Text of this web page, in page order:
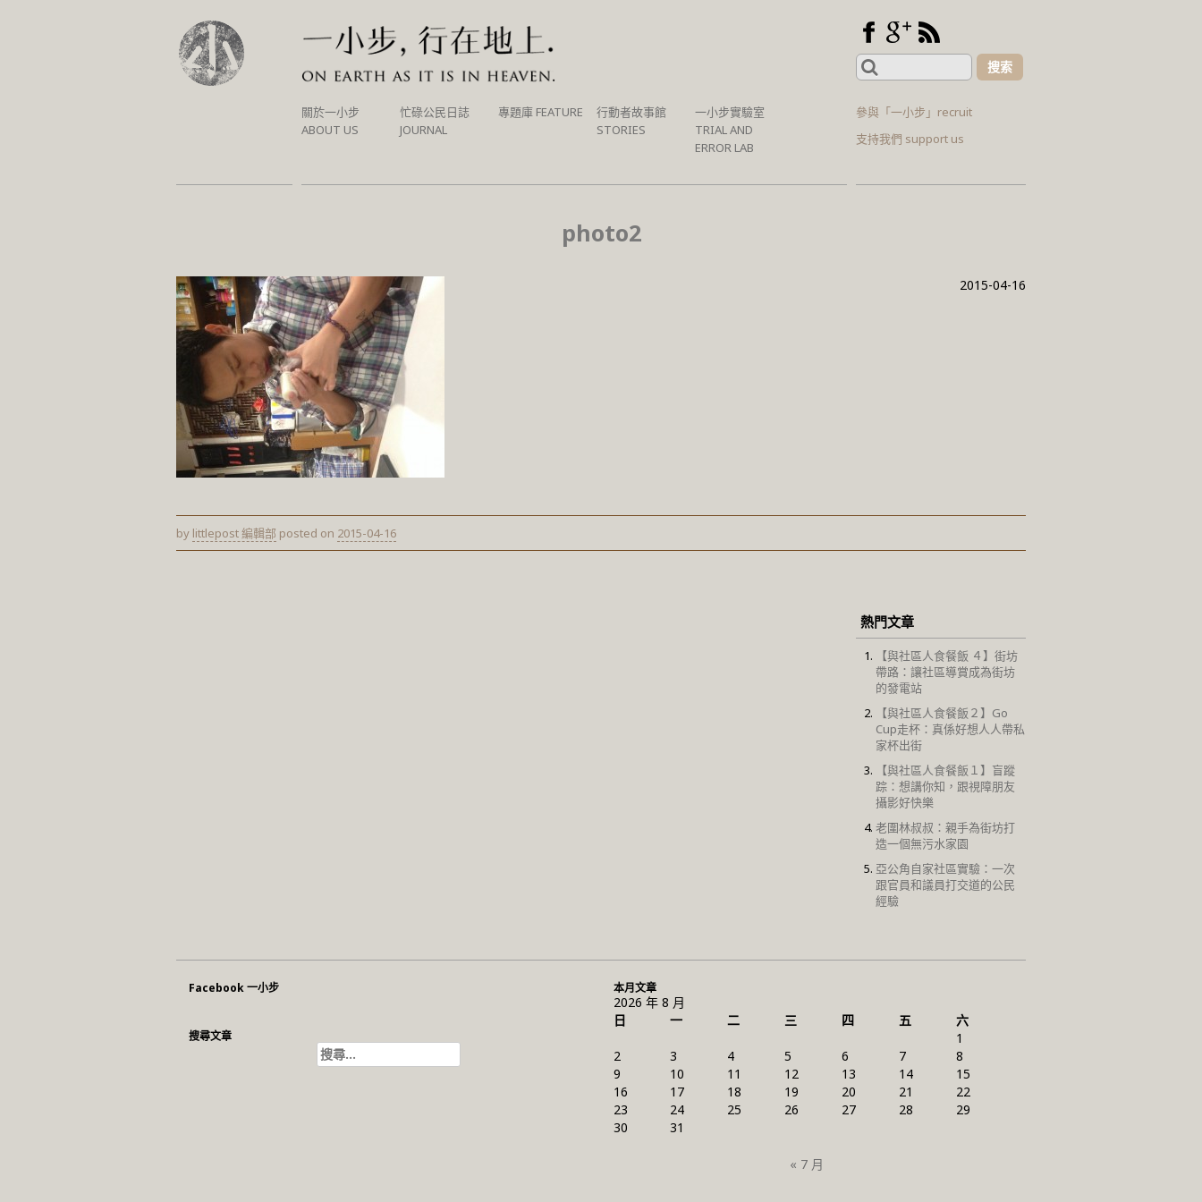
Search
for:
SKIP
TO
關於一小步
ABOUT US
忙碌公民日誌
JOURNAL
專題庫 FEATURE
行動者故事館
STORIES
一小步實驗室
TRIAL AND
ERROR LAB
參與「一小步」recruit
支持我們 support us
photo2
2015-04-16
by littlepost 編輯部 posted on 2015-04-16
熱門文章
【與社區人食餐飯 ４】街坊
帶路：讓社區導賞成為街坊
的發電站
【與社區人食餐飯２】Go
Cup走杯：真係好想人人帶私
家杯出街
【與社區人食餐飯１】盲蹤
踪：想講你知，跟視障朋友
攝影好快樂
老圍林叔叔：親手為街坊打
造一個無污水家園
亞公角自家社區實驗：一次
跟官員和議員打交道的公民
經驗
Facebook 一小步
搜尋文章
搜
尋
本月文章
2026 年 8 月
日
一 二 三 四 五
六
1
2
3 4 5 6 7
8
9
10 11 12 13 14
15
16
17 18 19 20 21
22
23
24 25 26 27 28
29
30
31
« 7 月